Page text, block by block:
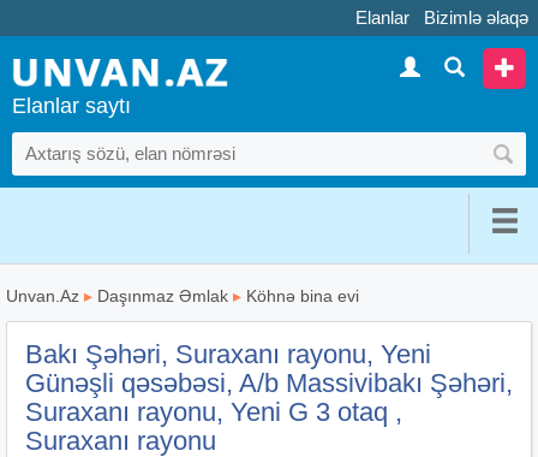
Elanlar Bizimlə əlaqə
Elanlar saytı
Unvan.Az ▸ Daşınmaz Əmlak ▸ Köhnə bina evi
Bakı Şəhəri, Suraxanı rayonu, Yeni
Günəşli qəsəbəsi, A/b Massivibakı Şəhəri,
Suraxanı rayonu, Yeni G 3 otaq ,
Suraxanı rayonu